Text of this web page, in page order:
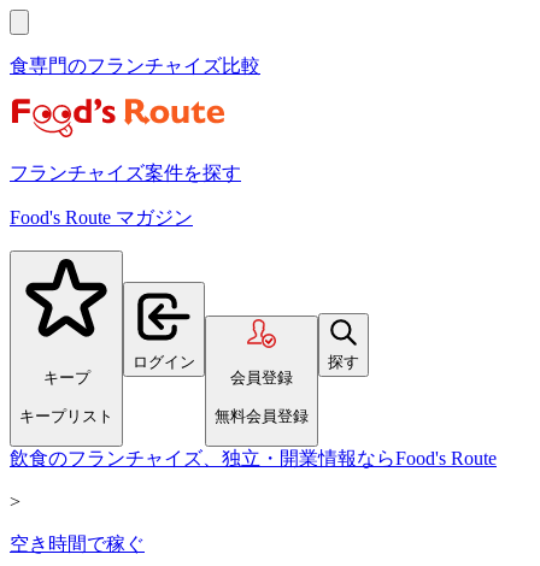
食専門のフランチャイズ比較
フランチャイズ案件を探す
Food's Route マガジン
キープ
キープリスト
ログイン
会員登録
無料会員登録
探す
飲食のフランチャイズ、独立・開業情報ならFood's Route
>
空き時間で稼ぐ